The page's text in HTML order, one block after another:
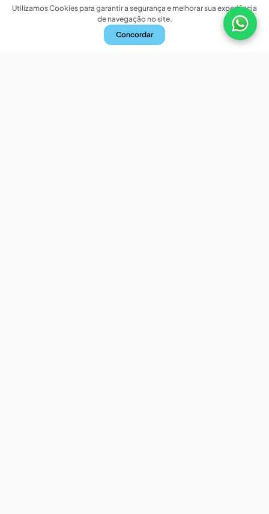
Utilizamos Cookies para garantir a segurança e melhorar sua experiência
de navegação no site.
Concordar